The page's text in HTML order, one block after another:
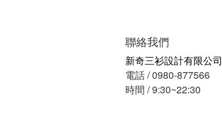
聯絡我們
新奇三衫設計有限公司
電話 / 0980-877566
時間 / 9:30~22:30